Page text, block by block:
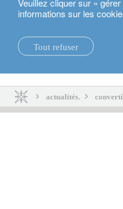
informations sur les
Tout refuser
actualités.